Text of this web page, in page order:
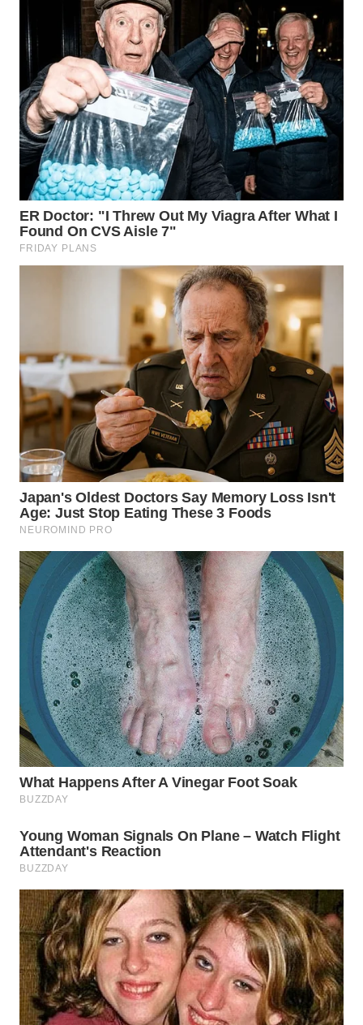
WN DELI
SERDANG
WN
TEBING
TINGGI
WN
PAKPAK
WN
KARAWANG
WN
BOGOR
WN
DEPOK
WN
TAPANULI
UTARA
WN
SAMOSIR
WN
PADANG
LAWAS
WN
SUMEDANG
WN
CIANJUR
KEPULAUAN
SERIBU
WN
TANGERANG
WN
BINJAI
WN